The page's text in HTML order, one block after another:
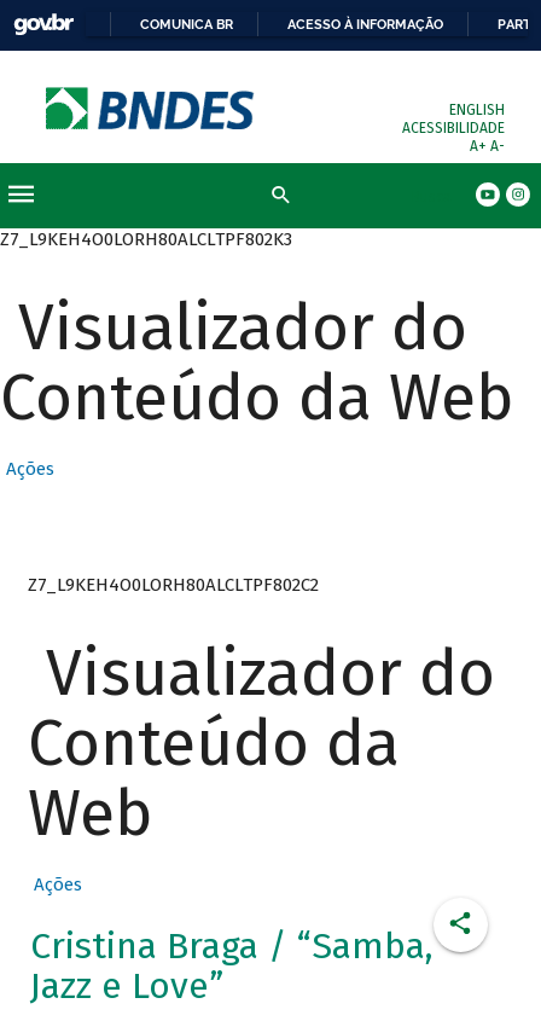
COMUNICA BR ACESSO À INFORMAÇÃO
ENGLISH
ACESSIBILIDADE
A+ A-
Z7_L9KEH4O0LORH80ALCLTPF802K3
Visualizador do
Conteúdo da Web
Ações
Z7_L9KEH4O0LORH80ALCLTPF802C2
Visualizador do
Conteúdo da
Web
Ações
Cristina Braga / “Samba,
Jazz e Love”